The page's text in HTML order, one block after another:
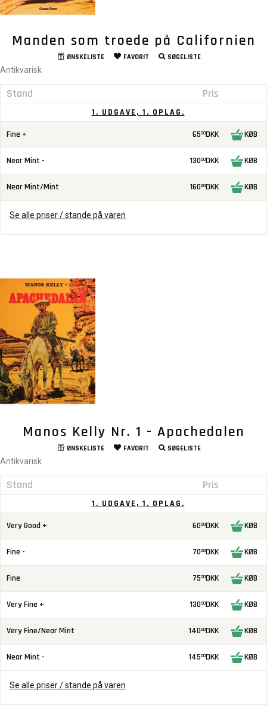
Manden som troede på Californien
ØNSKELISTE FAVORIT SØGELISTE
Antikvarisk
Stand Pris
1. UDGAVE, 1. OPLAG.
Fine + 6500DKK KØB
Near Mint - 13000DKK KØB
Near Mint/Mint 16000DKK KØB
Se alle priser / stande på varen
Manos Kelly Nr. 1 - Apachedalen
ØNSKELISTE FAVORIT SØGELISTE
Antikvarisk
Stand Pris
1. UDGAVE, 1. OPLAG.
Very Good + 6000DKK KØB
Fine - 7000DKK KØB
Fine 7500DKK KØB
Very Fine + 13000DKK KØB
Very Fine/Near Mint 14000DKK KØB
Near Mint - 14500DKK KØB
Se alle priser / stande på varen